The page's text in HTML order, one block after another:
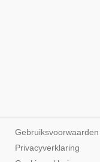
Gebruiksvoorwaarden
Privacyverklaring